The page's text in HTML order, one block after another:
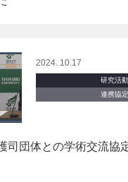
2024. 10.17
研究活動
連携協定
司団体との学術交流協